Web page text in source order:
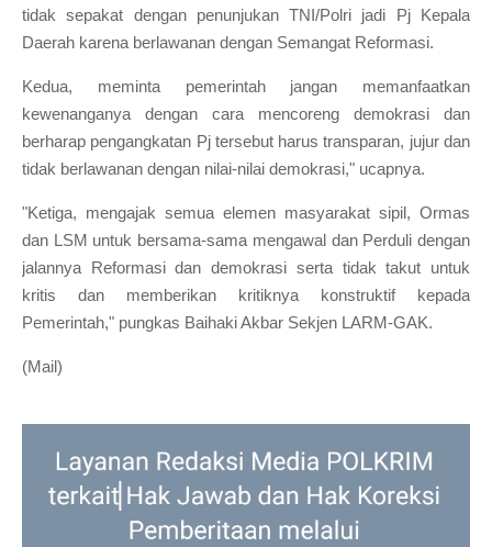
tidak sepakat dengan penunjukan TNI/Polri jadi Pj Kepala
Daerah karena berlawanan dengan Semangat Reformasi.
Kedua, meminta pemerintah jangan memanfaatkan
kewenanganya dengan cara mencoreng demokrasi dan
berharap pengangkatan Pj tersebut harus transparan, jujur dan
tidak berlawanan dengan nilai-nilai demokrasi," ucapnya.
"Ketiga, mengajak semua elemen masyarakat sipil, Ormas
dan LSM untuk bersama-sama mengawal dan Perduli dengan
jalannya Reformasi dan demokrasi serta tidak takut untuk
kritis dan memberikan kritiknya konstruktif kepada
Pemerintah," pungkas Baihaki Akbar Sekjen LARM-GAK.
(Mail)